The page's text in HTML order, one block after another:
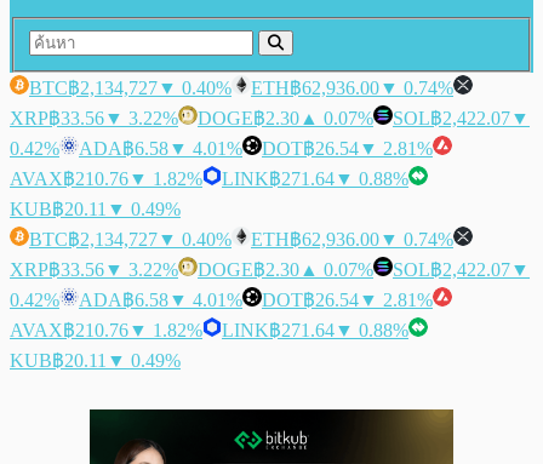
BTC฿2,134,727▼ 0.40% ETH฿62,936.00▼ 0.74%
XRP฿33.56▼ 3.22% DOGE฿2.30 ▲ 0.07% SOL฿2,422.07▼
0.42%
ADA฿6.58▼ 4.01% DOT฿26.54▼ 2.81%
AVAX฿210.76▼ 1.82% LINK฿271.64▼ 0.88%
KUB฿20.11 ▼ 0.49%
BTC฿2,134,727▼ 0.40% ETH฿62,936.00▼ 0.74%
XRP฿33.56▼ 3.22% DOGE฿2.30 ▲ 0.07% SOL฿2,422.07▼
0.42%
ADA฿6.58▼ 4.01% DOT฿26.54▼ 2.81%
AVAX฿210.76▼ 1.82% LINK฿271.64▼ 0.88%
KUB฿20.11 ▼ 0.49%